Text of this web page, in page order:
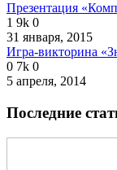
Презентация
1 9k 0
31 января, 2015
Игра-викторина
0 7k 0
5 апреля, 2014
Последние